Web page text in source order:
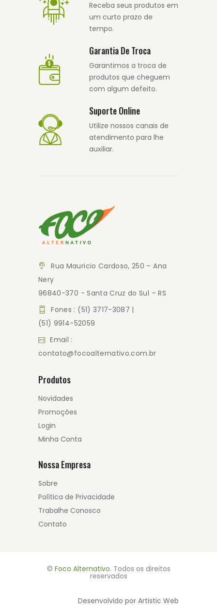
Receba seus produtos em
um curto prazo de
tempo.
Garantia De Troca
Garantimos a troca de
produtos que cheguem
com algum defeito.
Suporte Online
Utilize nossos canais de
atendimento para lhe
auxiliar.
Rua Mauricio Cardoso, 250 – Ana
Nery
96840-370 - Santa Cruz do Sul – RS
Fones : (51) 3717-3087 |
(51) 9914-52059
Email :
contato@focoalternativo.com.br
Produtos
Novidades
Promoções
Login
Minha Conta
Nossa Empresa
Sobre
Política de Privacidade
Trabalhe Conosco
Contato
© Foco Alternativo. Todos os direitos
reservados
Desenvolvido por Artistic Web